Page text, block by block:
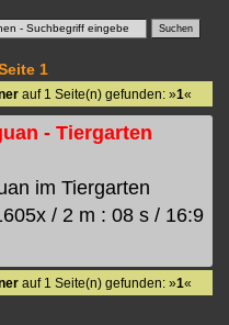
1
auf 1 Seite(n) gefunden: »1«
- Tiergarten
im Tiergarten
/ 2 m : 08 s / 16:9
auf 1 Seite(n) gefunden: »1«